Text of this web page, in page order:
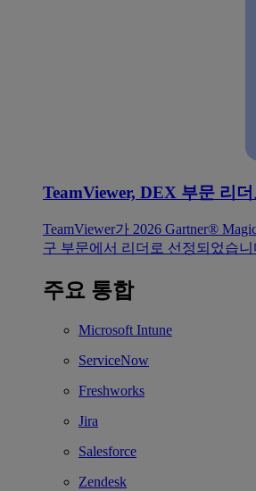
TeamViewer, DEX 부문 리
TeamViewer가 2026 Gartner®
구 부문에서 리더로 선정되었습니
주요 통합
Microsoft Intune
ServiceNow
Freshworks
Jira
Salesforce
Zendesk